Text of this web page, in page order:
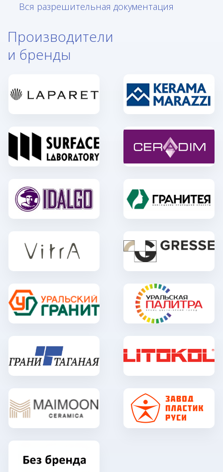
Вся разрешительная документация
Производители
и бренды